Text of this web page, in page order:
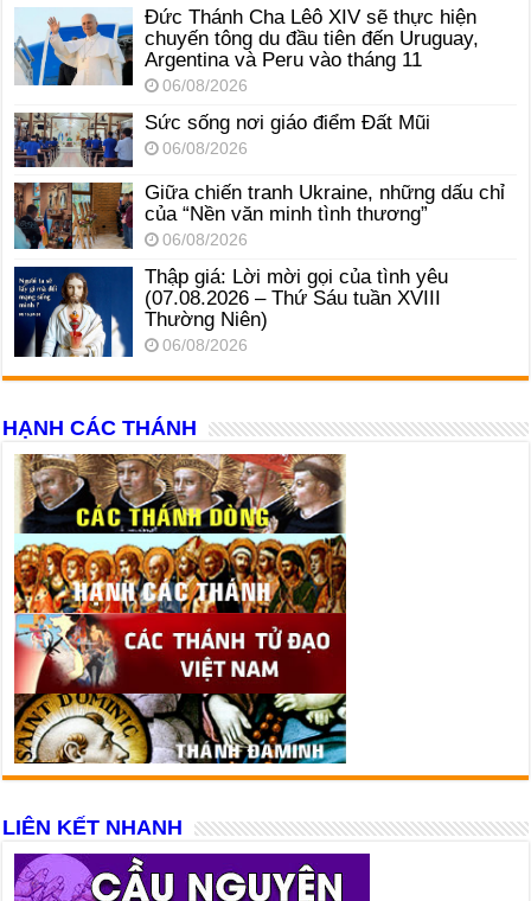
Đức Thánh Cha Lêô XIV sẽ thực hiện
chuyến tông du đầu tiên đến Uruguay,
Argentina và Peru vào tháng 11
06/08/2026
Sức sống nơi giáo điểm Đất Mũi
06/08/2026
Giữa chiến tranh Ukraine, những dấu chỉ
của “Nền văn minh tình thương”
06/08/2026
Thập giá: Lời mời gọi của tình yêu
(07.08.2026 – Thứ Sáu tuần XVIII
Thường Niên)
06/08/2026
HẠNH CÁC THÁNH
LIÊN KẾT NHANH